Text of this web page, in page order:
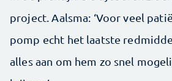
project. Aalsma: ‘Voor veel
pomp echt het laatste
alles aan om hem zo snel